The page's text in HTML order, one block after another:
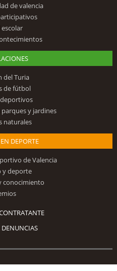
de valencia
escolar
del Turia
de fútbol
y jardines
naturales
DEPORTE
de Valencia
y deporte
conocimiento
Síguenos